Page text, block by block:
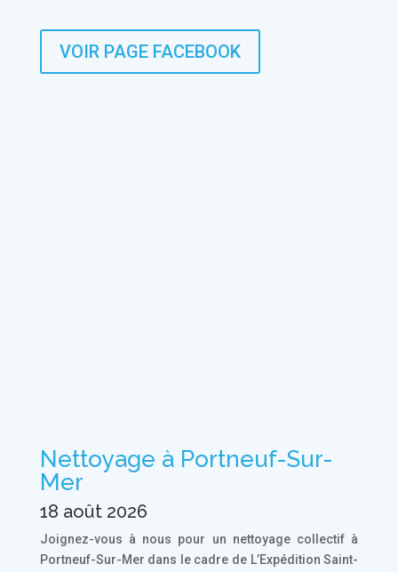
VOIR PAGE FACEBOOK
Nettoyage à Portneuf-Sur-
Mer
18 août 2026
Joignez-vous à nous pour un nettoyage collectif à
Portneuf-Sur-Mer dans le cadre de L’Expédition Saint-